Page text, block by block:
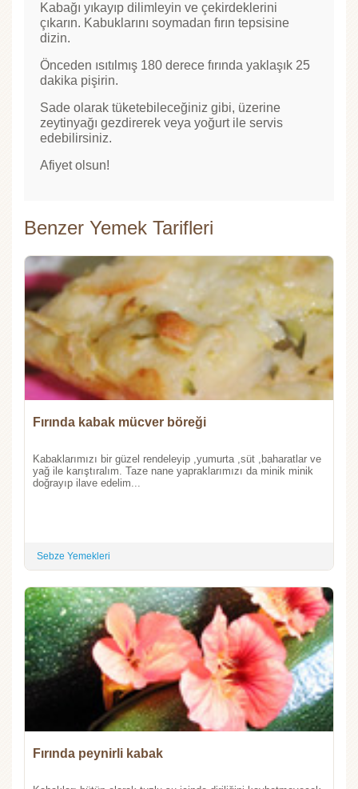
Kabağı yıkayıp dilimleyin ve çekirdeklerini
çıkarın. Kabuklarını soymadan fırın tepsisine
dizin.
Önceden ısıtılmış 180 derece fırında yaklaşık 25
dakika pişirin.
Sade olarak tüketebileceğiniz gibi, üzerine
zeytinyağı gezdirerek veya yoğurt ile servis
edebilirsiniz.
Afiyet olsun!
Benzer Yemek Tarifleri
Fırında kabak mücver böreği
Kabaklarımızı bir güzel rendeleyip ,yumurta ,süt ,baharatlar ve
yağ ile karıştıralım. Taze nane yapraklarımızı da minik minik
doğrayıp ilave edelim...
Sebze Yemekleri
Fırında peynirli kabak